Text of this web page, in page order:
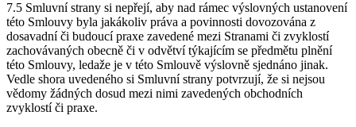
7.5 Smluvní strany si nepřejí, aby nad rámec výslovných ustanovení
této Smlouvy byla jakákoliv práva a povinnosti dovozována z
dosavadní či budoucí praxe zavedené mezi Stranami či zvyklostí
zachovávaných obecně či v odvětví týkajícím se předmětu plnění
této Smlouvy, ledaže je v této Smlouvě výslovně sjednáno jinak.
Vedle shora uvedeného si Smluvní strany potvrzují, že si nejsou
vědomy žádných dosud mezi nimi zavedených obchodních
zvyklostí či praxe.